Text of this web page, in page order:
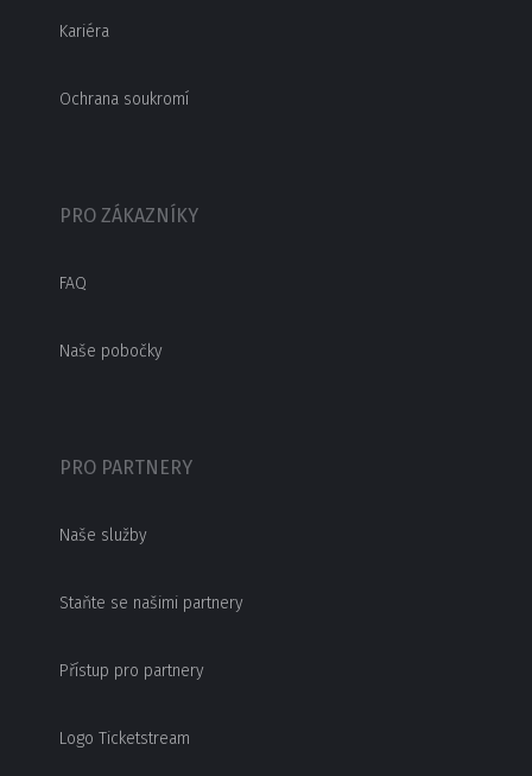
Kariéra
Ochrana soukromí
PRO ZÁKAZNÍKY
FAQ
Naše pobočky
PRO PARTNERY
Naše služby
Staňte se našimi partnery
Přístup pro partnery
Logo Ticketstream